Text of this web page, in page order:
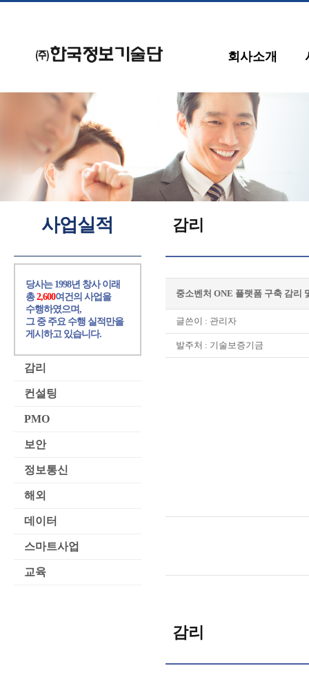
회사소개
감리
중소벤처 ONE 플랫폼 구축 감리
글쓴이 : 관리자
발주처 : 기술보증기금
사업실적
당사는 1998년 창사 이래
총2,600여건의 사업을
수행하였으며,
그 중 주요 수행 실적만을
게시하고 있습니다.
감리
컨설팅
PMO
보안
정보통신
해외
데이터
스마트사업
교육
감리